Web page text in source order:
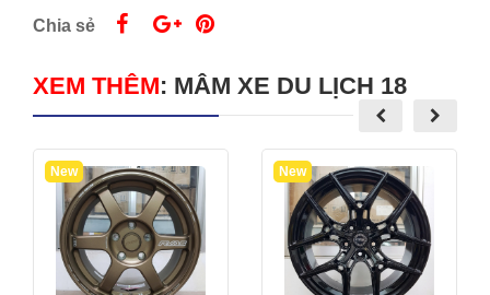
Chia sẻ
XEM THÊM: MÂM XE DU LỊCH 18
New New